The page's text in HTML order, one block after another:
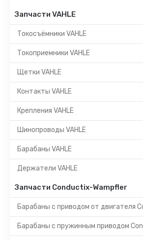
Запчасти VAHLE
Токосъёмники VAHLE
Токоприемники VAHLE
Щетки VAHLE
Контакты VAHLE
Крепления VAHLE
Шинопроводы VAHLE
Барабаны VAHLE
Держатели VAHLE
Запчасти Conductix-Wampfler
Барабаны с приводом от двигателя
Барабаны с пружинным приводом